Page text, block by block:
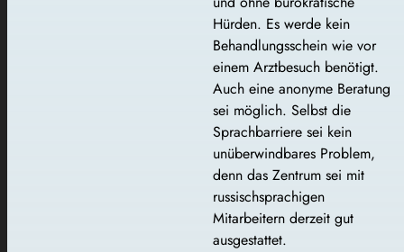
Hürden. Es werde kein
Behandlungsschein wie vor
einem Arztbesuch benötigt.
Auch eine anonyme Beratung
sei möglich. Selbst die
Sprachbarriere sei kein
unüberwindbares Problem,
denn das Zentrum sei mit
russischsprachigen
Mitarbeitern derzeit gut
ausgestattet.